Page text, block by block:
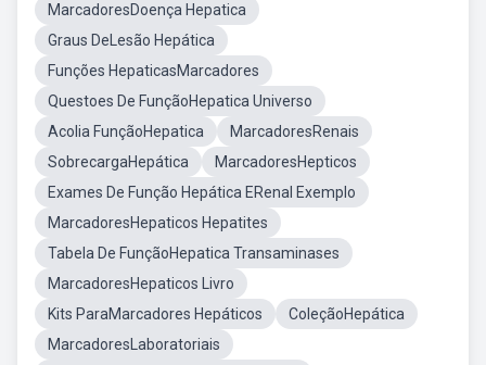
MarcadoresDoença Hepatica
Graus DeLesão Hepática
Funções HepaticasMarcadores
Questoes De FunçãoHepatica Universo
Acolia FunçãoHepatica
MarcadoresRenais
SobrecargaHepática
MarcadoresHepticos
Exames De Função Hepática ERenal Exemplo
MarcadoresHepaticos Hepatites
Tabela De FunçãoHepatica Transaminases
MarcadoresHepaticos Livro
Kits ParaMarcadores Hepáticos
ColeçãoHepática
MarcadoresLaboratoriais